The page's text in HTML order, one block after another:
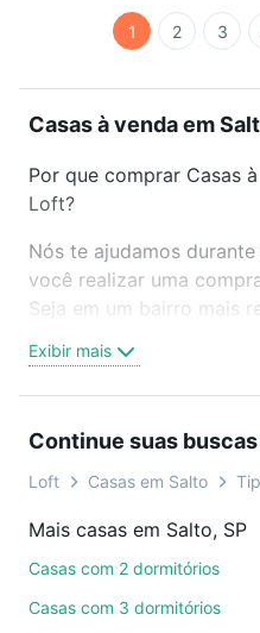
1 2 3
Casas à venda em
Por que comprar Casas
Loft?
Nós te ajudamos
você realizar uma
Seja em um bairro mais
oferta ideal de Casas à
conquistar seu sonho.
você ainda conta com
imobiliárias te ajudando
Como escolher um imóvel?
Use barra de busca no
Exibir mais
Continue suas buscas
Loft Casas em Salto
Mais casas em Salto, SP
Casas com 2 dormitórios
Casas com 3 dormitórios